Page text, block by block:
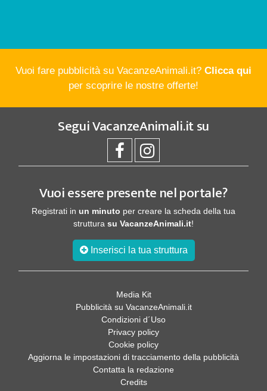
Vuoi fare pubblicità su VacanzeAnimali.it? Clicca qui
per scoprire le nostre offerte!
SeguiVacanzeAnimali.itsu
Vuoi essere presente nel portale?
Registrati in un minuto per creare la scheda della tua
struttura su VacanzeAnimali.it!
Inserisci la tua struttura
Media Kit
Pubblicità su VacanzeAnimali.it
Condizioni d´Uso
Privacy policy
Cookie policy
Aggiorna le impostazioni di tracciamento della pubblicità
Contatta la redazione
Credits